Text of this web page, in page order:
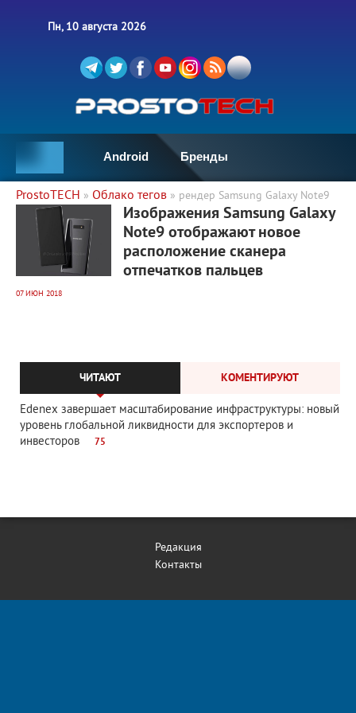
Пн, 10 августа 2026
Android Бренды
ProstoTECH » Облако тегов » рендер Samsung Galaxy Note9
3 197 0
Изображения Samsung Galaxy
Note9 отображают новое
расположение сканера
отпечатков пальцев
07 ИЮН 2018
ЧИТАЮТ КОМЕНТИРУЮТ
Edenex завершает масштабирование инфраструктуры: новый
уровень глобальной ликвидности для экспортеров и
инвесторов
75
Редакция
Контакты